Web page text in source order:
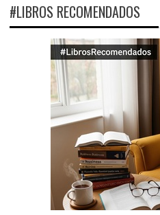
#LIBROS RECOMENDADOS